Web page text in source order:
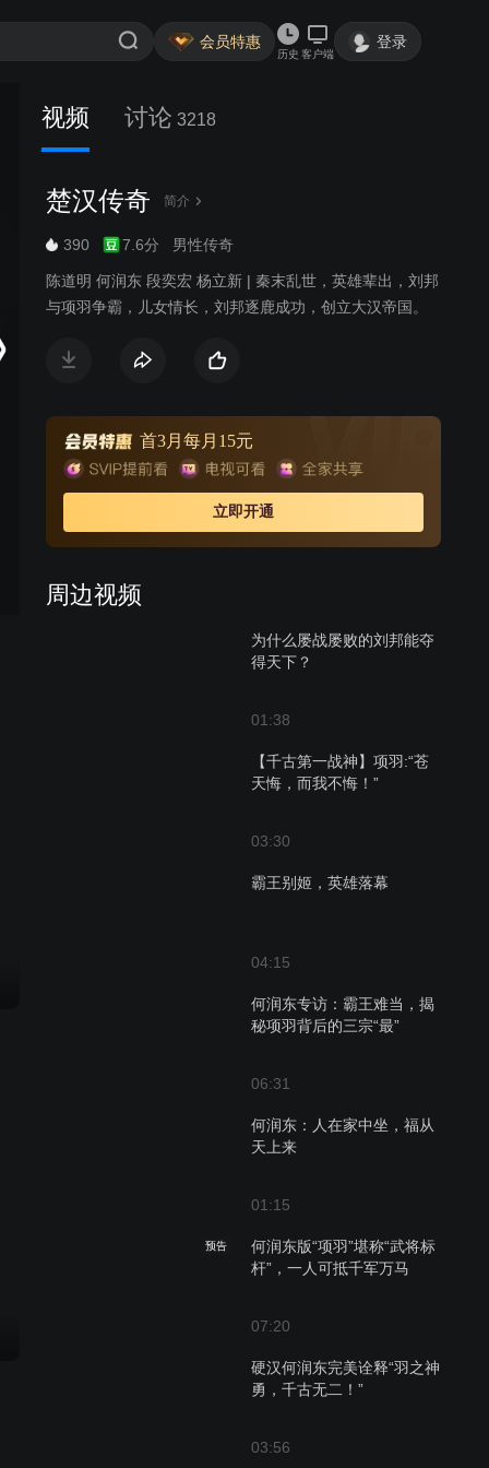
会员特惠
历史 客户端
登录
视频 讨论 3218
楚汉传奇 简介
390 7.6分 男性传奇
陈道明 何润东 段奕宏 杨立新 | 秦末乱世，英雄辈出，刘邦
与项羽争霸，儿女情长，刘邦逐鹿成功，创立大汉帝国。
首3月每月15元
立即开通
周边视频
为什么屡战屡败的刘邦能夺
得天下？
01:38
【千古第一战神】项羽:“苍
天悔，而我不悔！”
03:30
霸王别姬，英雄落幕
04:15
何润东专访：霸王难当，揭
秘项羽背后的三宗“最”
06:31
何润东：人在家中坐，福从
天上来
01:15
预告
何润东版“项羽”堪称“武将标
杆”，一人可抵千军万马
07:20
硬汉何润东完美诠释“羽之神
勇，千古无二！”
03:56